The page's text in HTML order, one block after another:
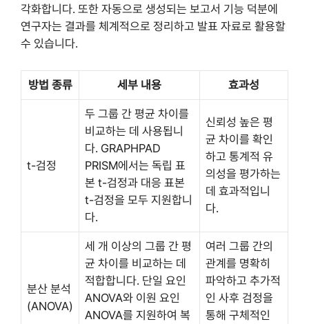
각화합니다. 또한 자동으로 생성되는 보고서 기능 덕분에
연구자는 결과를 체계적으로 정리하고 발표 자료로 활용할
수 있습니다.
방법 종류 세부 내용 효과성
t-검정
두 그룹 간 평균 차이를
비교하는 데 사용됩니
다. GRAPHPAD
PRISM에서는 독립 표
본 t-검정과 대응 표본
t-검정을 모두 지원합니
다.
신뢰성 높은 평
균 차이를 확인
하고 통계적 유
의성을 평가하는
데 효과적입니
다.
분산 분석
(ANOVA)
세 개 이상의 그룹 간 평
균 차이를 비교하는 데
적합합니다. 단일 요인
ANOVA와 이원 요인
ANOVA를 지원하여 복
여러 그룹 간의
관계를 명확히
파악하고 추가적
인 사후 검정을
통해 구체적인